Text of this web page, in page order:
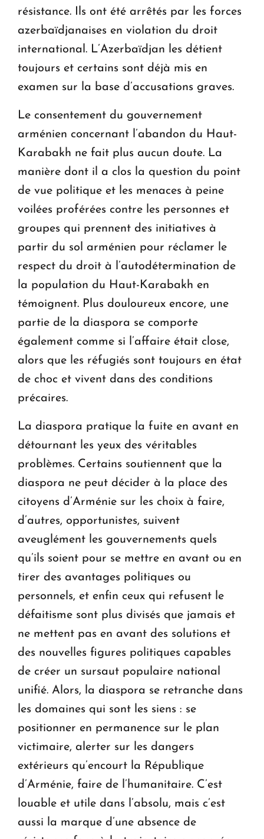
résistance. Ils ont été arrêtés par les forces
azerbaïdjanaises en violation du droit
international. L’Azerbaïdjan les détient
toujours et certains sont déjà mis en
examen sur la base d’accusations graves.
Le consentement du gouvernement
arménien concernant l’abandon du Haut-
Karabakh ne fait plus aucun doute. La
manière dont il a clos la question du point
de vue politique et les menaces à peine
voilées proférées contre les personnes et
groupes qui prennent des initiatives à
partir du sol arménien pour réclamer le
respect du droit à l’autodétermination de
la population du Haut-Karabakh en
témoignent. Plus douloureux encore, une
partie de la diaspora se comporte
également comme si l’affaire était close,
alors que les réfugiés sont toujours en état
de choc et vivent dans des conditions
précaires.
La diaspora pratique la fuite en avant en
détournant les yeux des véritables
problèmes. Certains soutiennent que la
diaspora ne peut décider à la place des
citoyens d’Arménie sur les choix à faire,
d’autres, opportunistes, suivent
aveuglément les gouvernements quels
qu’ils soient pour se mettre en avant ou en
tirer des avantages politiques ou
personnels, et enfin ceux qui refusent le
défaitisme sont plus divisés que jamais et
ne mettent pas en avant des solutions et
des nouvelles figures politiques capables
de créer un sursaut populaire national
unifié. Alors, la diaspora se retranche dans
les domaines qui sont les siens : se
positionner en permanence sur le plan
victimaire, alerter sur les dangers
extérieurs qu’encourt la République
d’Arménie, faire de l’humanitaire. C’est
louable et utile dans l’absolu, mais c’est
aussi la marque d’une absence de